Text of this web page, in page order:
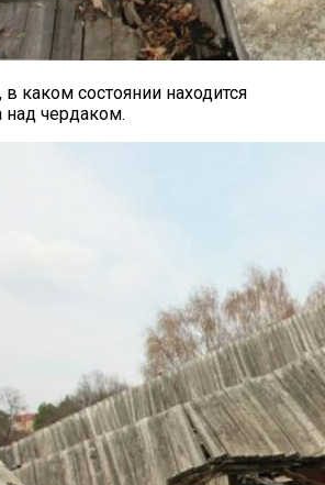
каком состоянии находится
чердаком.